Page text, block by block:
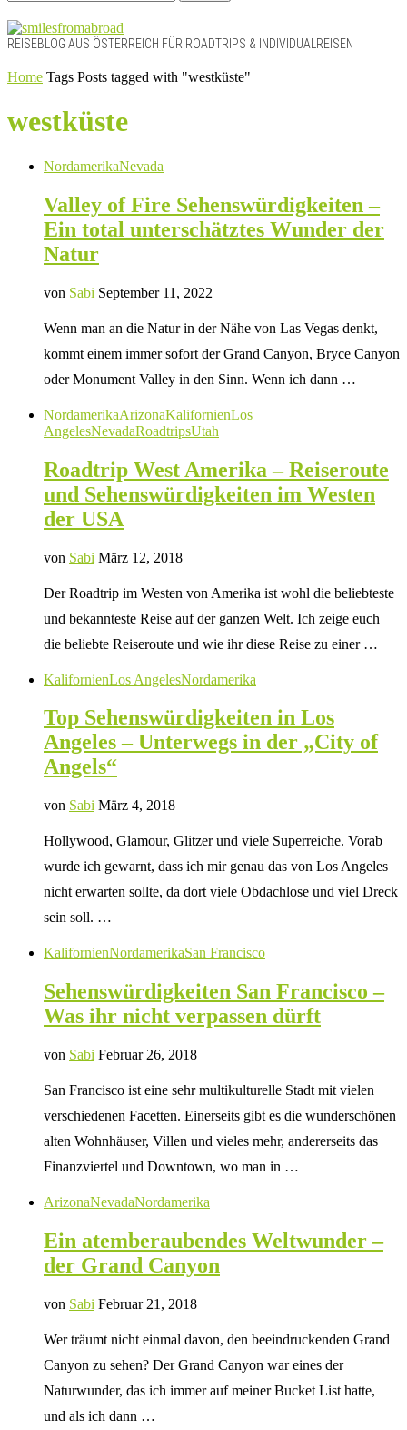
REISEBLOG AUS ÖSTERREICH FÜR ROADTRIPS & INDIVIDUALREISEN
Home Tags Posts tagged with "westküste"
westküste
NordamerikaNevada
Valley of Fire Sehenswürdigkeiten –
Ein total unterschätztes Wunder der
Natur
von Sabi September 11, 2022
Wenn man an die Natur in der Nähe von Las Vegas denkt,
kommt einem immer sofort der Grand Canyon, Bryce Canyon
oder Monument Valley in den Sinn. Wenn ich dann …
NordamerikaArizonaKalifornienLos
AngelesNevadaRoadtripsUtah
Roadtrip West Amerika – Reiseroute
und Sehenswürdigkeiten im Westen
der USA
von Sabi März 12, 2018
Der Roadtrip im Westen von Amerika ist wohl die beliebteste
und bekannteste Reise auf der ganzen Welt. Ich zeige euch
die beliebte Reiseroute und wie ihr diese Reise zu einer …
KalifornienLos AngelesNordamerika
Top Sehenswürdigkeiten in Los
Angeles – Unterwegs in der „City of
Angels“
von Sabi März 4, 2018
Hollywood, Glamour, Glitzer und viele Superreiche. Vorab
wurde ich gewarnt, dass ich mir genau das von Los Angeles
nicht erwarten sollte, da dort viele Obdachlose und viel Dreck
sein soll. …
KalifornienNordamerikaSan Francisco
Sehenswürdigkeiten San Francisco –
Was ihr nicht verpassen dürft
von Sabi Februar 26, 2018
San Francisco ist eine sehr multikulturelle Stadt mit vielen
verschiedenen Facetten. Einerseits gibt es die wunderschönen
alten Wohnhäuser, Villen und vieles mehr, andererseits das
Finanzviertel und Downtown, wo man in …
ArizonaNevadaNordamerika
Ein atemberaubendes Weltwunder –
der Grand Canyon
von Sabi Februar 21, 2018
Wer träumt nicht einmal davon, den beeindruckenden Grand
Canyon zu sehen? Der Grand Canyon war eines der
Naturwunder, das ich immer auf meiner Bucket List hatte,
und als ich dann …